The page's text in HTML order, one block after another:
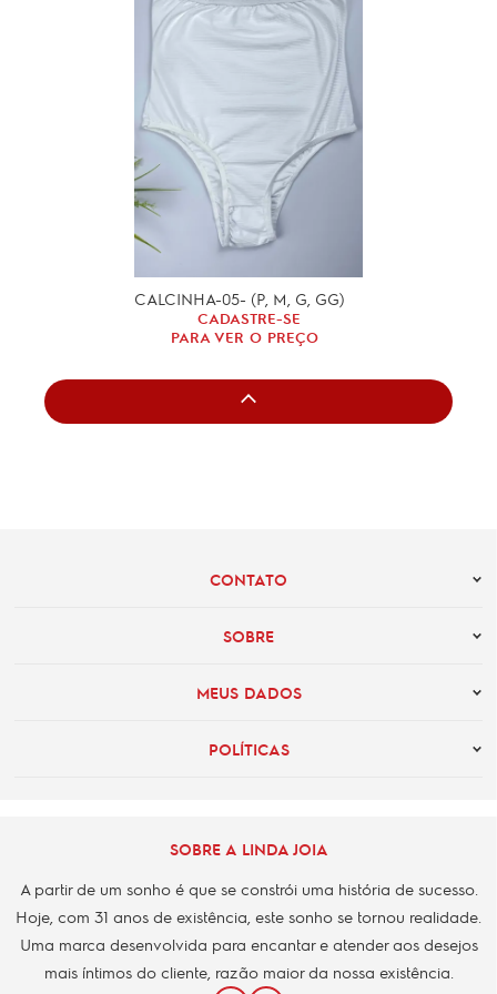
CALCINHA-05- (P, M, G, GG)
CADASTRE-SE
PARA VER O PREÇO
CONTATO
SOBRE
MEUS DADOS
POLÍTICAS
SOBRE A LINDA JOIA
A partir de um sonho é que se constrói uma história de sucesso.
Hoje, com 31 anos de existência, este sonho se tornou realidade.
Uma marca desenvolvida para encantar e atender aos desejos
mais íntimos do cliente, razão maior da nossa existência.